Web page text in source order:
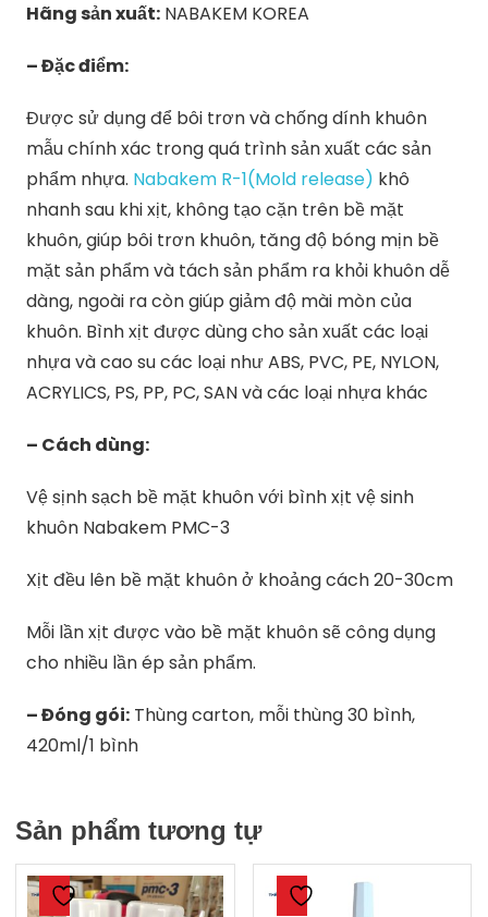
Hãng sản xuất: NABAKEM KOREA
– Đặc điểm:
Được sử dụng để bôi trơn và chống dính khuôn
mẫu chính xác trong quá trình sản xuất các sản
phẩm nhựa. Nabakem R-1(Mold release) khô
nhanh sau khi xịt, không tạo cặn trên bề mặt
khuôn, giúp bôi trơn khuôn, tăng độ bóng mịn bề
mặt sản phẩm và tách sản phẩm ra khỏi khuôn dễ
dàng, ngoài ra còn giúp giảm độ mài mòn của
khuôn. Bình xịt được dùng cho sản xuất các loại
nhựa và cao su các loại như ABS, PVC, PE, NYLON,
ACRYLICS, PS, PP, PC, SAN và các loại nhựa khác
– Cách dùng:
Vệ sịnh sạch bề mặt khuôn với bình xịt vệ sinh
khuôn Nabakem PMC-3
Xịt đều lên bề mặt khuôn ở khoảng cách 20-30cm
Mỗi lần xịt được vào bề mặt khuôn sẽ công dụng
cho nhiều lần ép sản phẩm.
– Đóng gói: Thùng carton, mỗi thùng 30 bình,
420ml/1 bình
Sản phẩm tương tự